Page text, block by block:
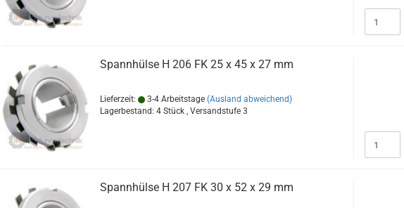
Spannhülse H 206 FK 25 x 45 x 27 mm
Lieferzeit: 3-4 Arbeitstage (Ausland abweichend)
Lagerbestand: 4 Stück , Versandstufe 3
Spannhülse H 207 FK 30 x 52 x 29 mm